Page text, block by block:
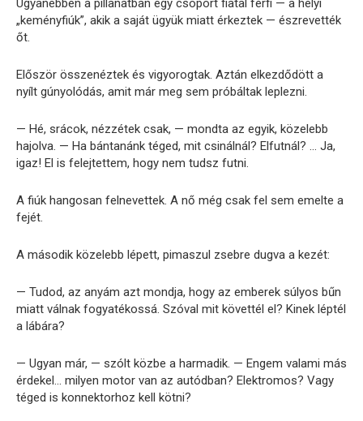
Ugyanebben a pillanatban egy csoport fiatal férfi — a helyi
„keményfiúk”, akik a saját ügyük miatt érkeztek — észrevették
őt.
Először összenéztek és vigyorogtak. Aztán elkezdődött a
nyílt gúnyolódás, amit már meg sem próbáltak leplezni.
— Hé, srácok, nézzétek csak, — mondta az egyik, közelebb
hajolva. — Ha bántanánk téged, mit csinálnál? Elfutnál? … Ja,
igaz! El is felejtettem, hogy nem tudsz futni.
A fiúk hangosan felnevettek. A nő még csak fel sem emelte a
fejét.
A második közelebb lépett, pimaszul zsebre dugva a kezét:
— Tudod, az anyám azt mondja, hogy az emberek súlyos bűn
miatt válnak fogyatékossá. Szóval mit követtél el? Kinek léptél
a lábára?
— Ugyan már, — szólt közbe a harmadik. — Engem valami más
érdekel… milyen motor van az autódban? Elektromos? Vagy
téged is konnektorhoz kell kötni?